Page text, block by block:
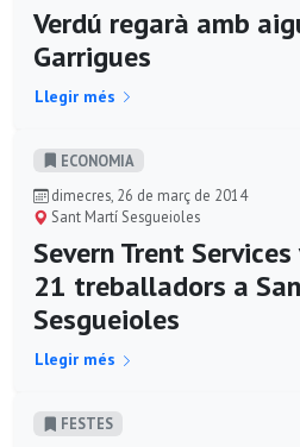
Verdú regarà amb
Garrigues
Llegir més
ECONOMIA
dimecres, 26 de març de 2014
Sant Martí Sesgueioles
Severn Trent
21 treballadors a
Sesgueioles
Llegir més
FESTES